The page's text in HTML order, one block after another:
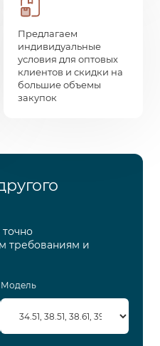
Предлагаем
индивидуальные
условия для оптовых
клиентов и скидки на
большие объемы
закупок
требованиям и
Модель